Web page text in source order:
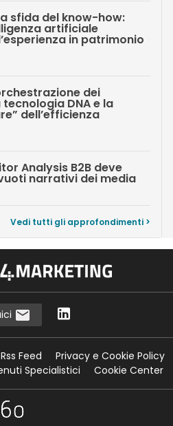
sfida del know-how:
artificiale
in patrimonio
dei
DNA e la
dell’efficienza
Analysis B2B deve
narrativi dei media
Vedi tutti gli approfondimenti >
Rss Feed
Privacy e Cookie Policy
Specialistici
Cookie Center